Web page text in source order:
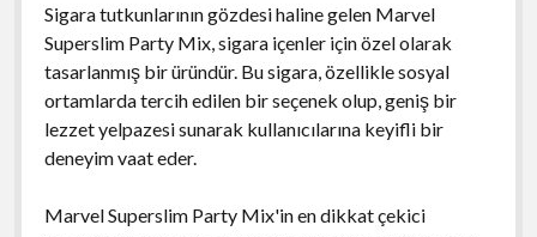
Sigara tutkunlarının gözdesi haline gelen Marvel
Superslim Party Mix, sigara içenler için özel olarak
tasarlanmış bir üründür. Bu sigara, özellikle sosyal
ortamlarda tercih edilen bir seçenek olup, geniş bir
lezzet yelpazesi sunarak kullanıcılarına keyifli bir
deneyim vaat eder.
Marvel Superslim Party Mix'in en dikkat çekici